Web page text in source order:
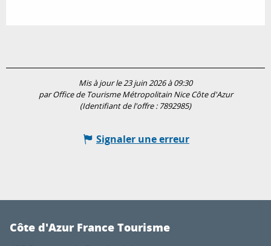
Mis à jour le 23 juin 2026 à 09:30
par Office de Tourisme Métropolitain Nice Côte d'Azur
(Identifiant de l'offre : 7892985)
Signaler une erreur
Côte d'Azur France Tourisme